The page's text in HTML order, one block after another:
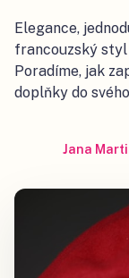
Elegance,
francouzský styl
Poradíme, jak
doplňky do
Jana